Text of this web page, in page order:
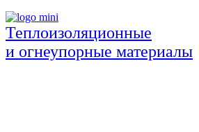
Теплоизоляционные
и огнеупорные материалы